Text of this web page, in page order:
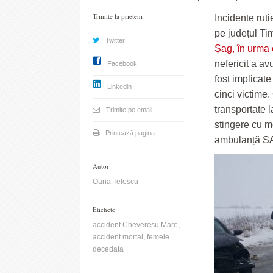
Incidente
pe județul
Șag, în urma
nefericit a
fost
cinci victime.
transportate
stingere cu
ambulanță
Trimite la prieteni
Twitter
Facebook
Linkedin
Trimite pe email
Printează pagina
Autor
Oana Telescu
Etichete
accident Cheveresu Mare,
accident mortal , femeie
decedata